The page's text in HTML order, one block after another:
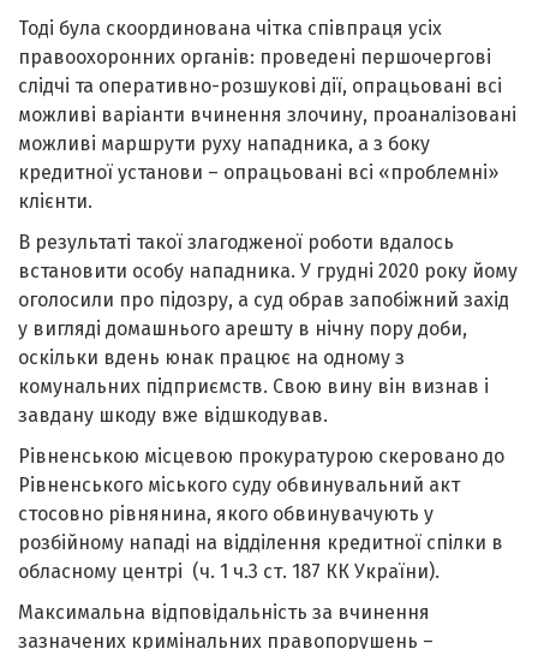
Тоді була скоординована чітка співпраця усіх
правоохоронних органів: проведені першочергові
слідчі та оперативно-розшукові дії, опрацьовані всі
можливі варіанти вчинення злочину, проаналізовані
можливі маршрути руху нападника, а з боку
кредитної установи – опрацьовані всі «проблемні»
клієнти.
В результаті такої злагодженої роботи вдалось
встановити особу нападника. У грудні 2020 року йому
оголосили про підозру, а суд обрав запобіжний захід
у вигляді домашнього арешту в нічну пору доби,
оскільки вдень юнак працює на одному з
комунальних підприємств. Свою вину він визнав і
завдану шкоду вже відшкодував.
Рівненською місцевою прокуратурою скеровано до
Рівненського міського суду обвинувальний акт
стосовно рівнянина, якого обвинувачують у
розбійному нападі на відділення кредитної спілки в
обласному центрі (ч. 1 ч.3 ст. 187 КК України).
Максимальна відповідальність за вчинення
зазначених кримінальних правопорушень –